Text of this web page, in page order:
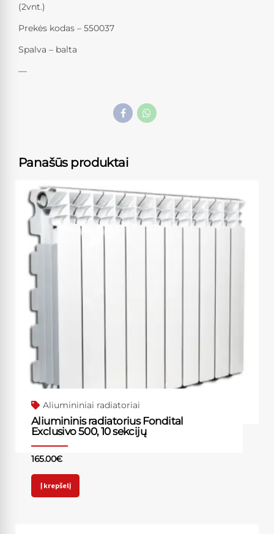
(2vnt.)
Prekės kodas – 550037
Spalva – balta
—
Panašūs produktai
Aliumininiai radiatoriai
Aliumininis radiatorius Fondital
Exclusivo 500, 10 sekcijų
165.00€
Į krepšelį